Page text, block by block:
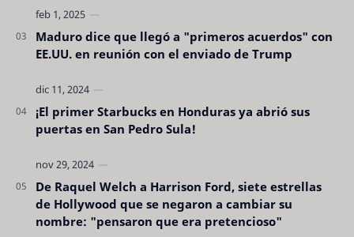
Maduro dice que llegó a "primeros acuerdos" con
EE.UU. en reunión con el enviado de Trump
¡El primer Starbucks en Honduras ya abrió sus
puertas en San Pedro Sula!
De Raquel Welch a Harrison Ford, siete estrellas
de Hollywood que se negaron a cambiar su
nombre: "pensaron que era pretencioso"